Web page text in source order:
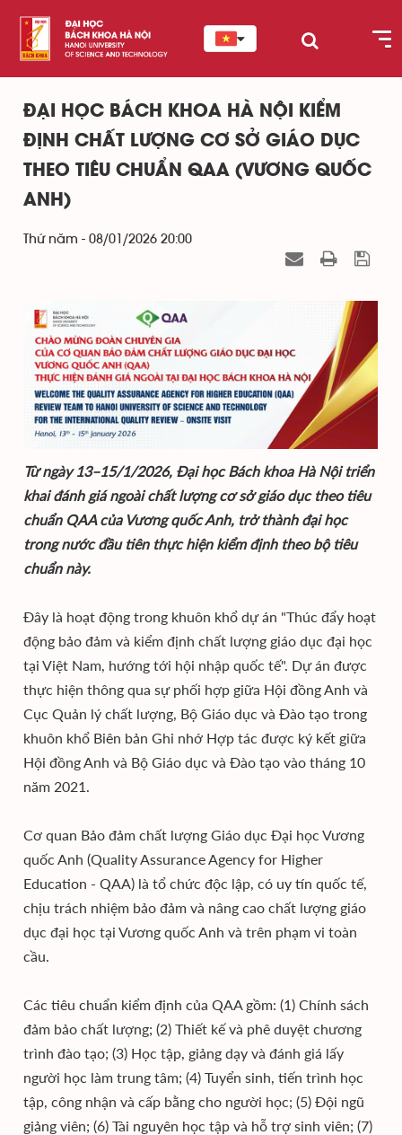
ĐẠI HỌC BÁCH KHOA HÀ NỘI KIỂM
ĐỊNH CHẤT LƯỢNG CƠ SỞ GIÁO DỤC
THEO TIÊU CHUẨN QAA (VƯƠNG QUỐC
ANH)
Thứ năm - 08/01/2026 20:00
Từ ngày 13–15/1/2026, Đại học Bách khoa Hà Nội triển
khai đánh giá ngoài chất lượng cơ sở giáo dục theo tiêu
chuẩn QAA của Vương quốc Anh, trở thành đại học
trong nước đầu tiên thực hiện kiểm định theo bộ tiêu
chuẩn này.
Đây là hoạt động trong khuôn khổ dự án "Thúc đẩy hoạt
động bảo đảm và kiểm định chất lượng giáo dục đại học
tại Việt Nam, hướng tới hội nhập quốc tế". Dự án được
thực hiện thông qua sự phối hợp giữa Hội đồng Anh và
Cục Quản lý chất lượng, Bộ Giáo dục và Đào tạo trong
khuôn khổ Biên bản Ghi nhớ Hợp tác được ký kết giữa
Hội đồng Anh và Bộ Giáo dục và Đào tạo vào tháng 10
năm 2021.
Cơ quan Bảo đảm chất lượng Giáo dục Đại học Vương
quốc Anh (Quality Assurance Agency for Higher
Education - QAA) là tổ chức độc lập, có uy tín quốc tế,
chịu trách nhiệm bảo đảm và nâng cao chất lượng giáo
dục đại học tại Vương quốc Anh và trên phạm vi toàn
cầu.
Các tiêu chuẩn kiểm định của QAA gồm: (1) Chính sách
đảm bảo chất lượng; (2) Thiết kế và phê duyệt chương
trình đào tạo; (3) Học tập, giảng dạy và đánh giá lấy
người học làm trung tâm; (4) Tuyển sinh, tiến trình học
tập, công nhận và cấp bằng cho người học; (5) Đội ngũ
giảng viên; (6) Tài nguyên học tập và hỗ trợ sinh viên; (7)